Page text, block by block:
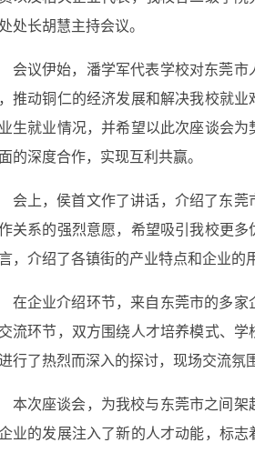
处长胡慧主持会议。
会议伊始，潘学军代表学校对东莞
推动铜仁的经济发展和解决我校就业
生就业情况，并希望以此次座谈会
的深度合作，实现互利共赢。
会上，侯首文作了讲话，介绍了东莞
关系的强烈意愿，希望吸引我校更多
，介绍了各镇街的产业特点和企业的
在企业介绍环节，来自东莞市的多家
流环节，双方围绕人才培养模式、 学
行了热烈而深入的探讨，现场交流氛
本次座谈会，为我校与东莞市之间架
业的发展注入了新的人才动能，标